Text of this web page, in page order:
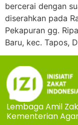
bercerai dengan
diserahkan pada
Pekapuran gg.
Baru, kec. Tapos,
Lembaga Amil
Kementerian